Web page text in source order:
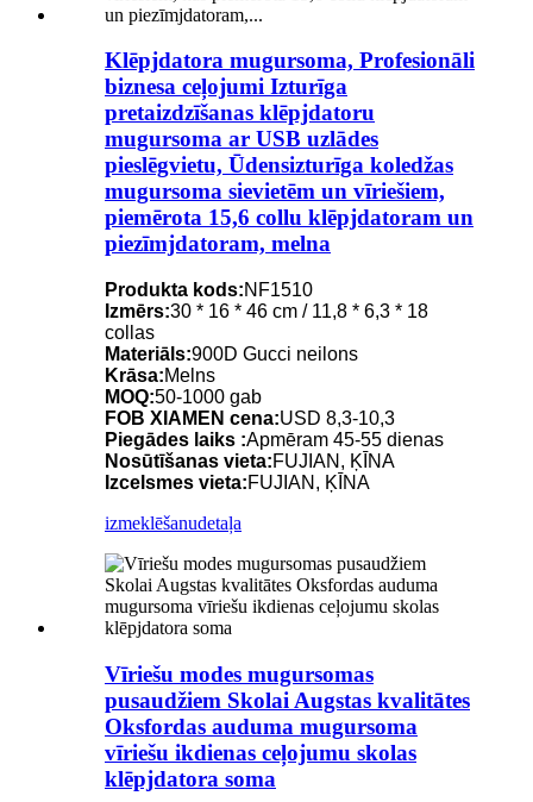
Klēpjdatora mugursoma, Profesionāli
biznesa ceļojumi Izturīga
pretaizdzīšanas klēpjdatoru
mugursoma ar USB uzlādes
pieslēgvietu, Ūdensizturīga koledžas
mugursoma sievietēm un vīriešiem,
piemērota 15,6 collu klēpjdatoram un
piezīmjdatoram, melna
Produkta kods:NF1510
Izmērs:30 * 16 * 46 cm / 11,8 * 6,3 * 18
collas
Materiāls:900D Gucci neilons
Krāsa:Melns
MOQ:50-1000 gab
FOB XIAMEN cena:USD 8,3-10,3
Piegādes laiks :Apmēram 45-55 dienas
Nosūtīšanas vieta:FUJIAN, ĶĪNA
Izcelsmes vieta:FUJIAN, ĶĪNA
izmeklēšanudetaļa
Vīriešu modes mugursomas
pusaudžiem Skolai Augstas kvalitātes
Oksfordas auduma mugursoma
vīriešu ikdienas ceļojumu skolas
klēpjdatora soma